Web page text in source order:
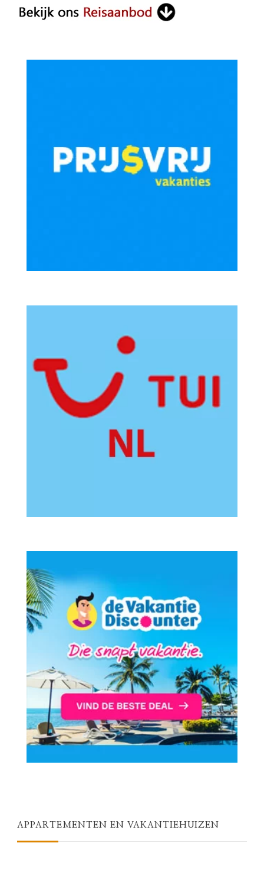
APPARTEMENTEN EN VAKANTIEHUIZEN